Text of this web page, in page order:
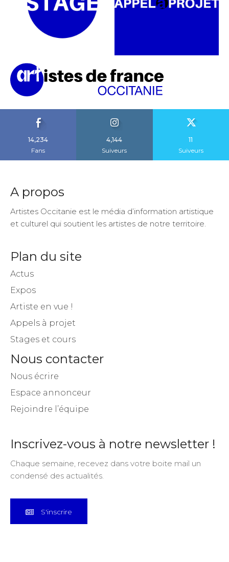
14,234
Fans
4,144
Suiveurs
11
Suiveurs
A propos
Artistes Occitanie est le média d’information artistique
et culturel qui soutient les artistes de notre territoire.
Plan du site
Actus
Expos
Artiste en vue !
Appels à projet
Stages et cours
Nous contacter
Nous écrire
Espace annonceur
Rejoindre l’équipe
Inscrivez-vous à notre newsletter !
Chaque semaine, recevez dans votre boite mail un
condensé des actualités.
S'inscrire